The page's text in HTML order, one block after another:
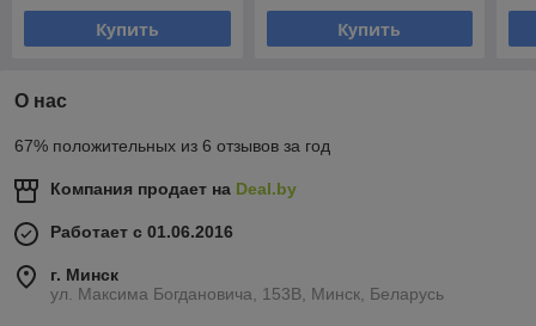
Купить Купить
О нас
67% положительных из 6 отзывов за год
Компания продает на Deal.by
Работает с 01.06.2016
г. Минск
ул. Максима Богдановича, 153В, Минск, Беларусь